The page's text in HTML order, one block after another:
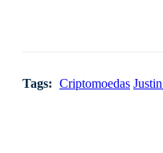
Tags: Criptomoedas